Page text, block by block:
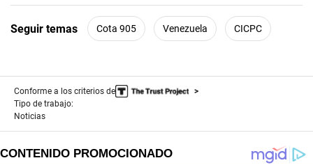
Seguir temas Cota 905 Venezuela CICPC
Conforme a los criterios de
Tipo de trabajo:
Noticias